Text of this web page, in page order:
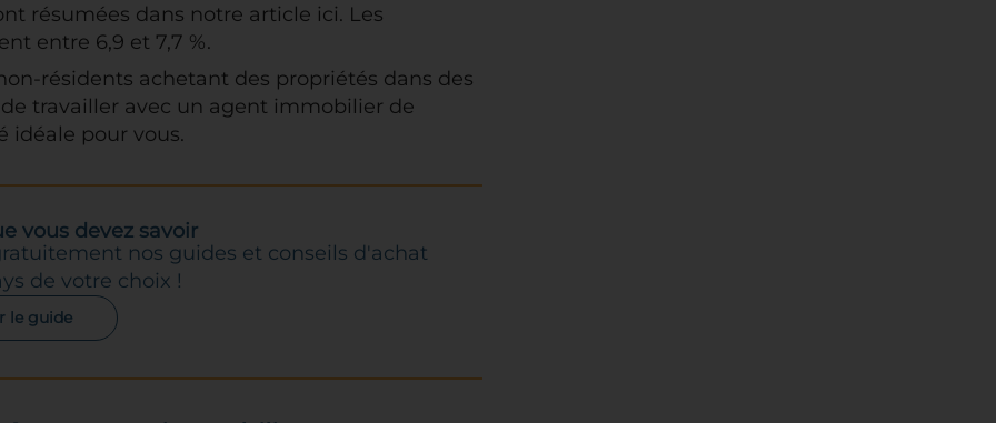
résumées dans notre article ici. Les
entre 6,9 et 7,7 %.
résidents achetant des propriétés dans des
travailler avec un agent immobilier de
idéale pour vous.
vous devez savoir
nos guides et conseils d'achat
de votre choix !
le guide